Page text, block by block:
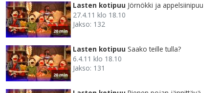
20 min
Lasten kotipuu Jörnökki ja appelsiinipuu
27.4.11 klo 18.10
Jakso: 132
20 min
Lasten kotipuu Saako teille tulla?
6.4.11 klo 18.10
Jakso: 131